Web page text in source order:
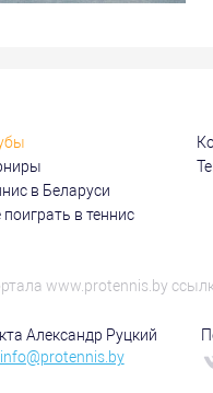
в Беларуси
поиграть в теннис
www.protennis.by
Александр Руцкий
info@protennis.by